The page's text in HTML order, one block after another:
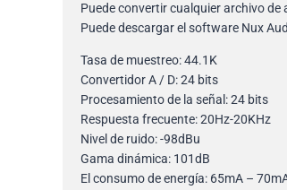
Puede convertir cualquier archivo de
Puede descargar el software Nux
Tasa de muestreo: 44.1K
Convertidor A / D: 24 bits
Procesamiento de la señal: 24 bits
Respuesta frecuente: 20Hz-20KHz
Nivel de ruido: -98dBu
Gama dinámica: 101dB
El consumo de energía: 65mA –